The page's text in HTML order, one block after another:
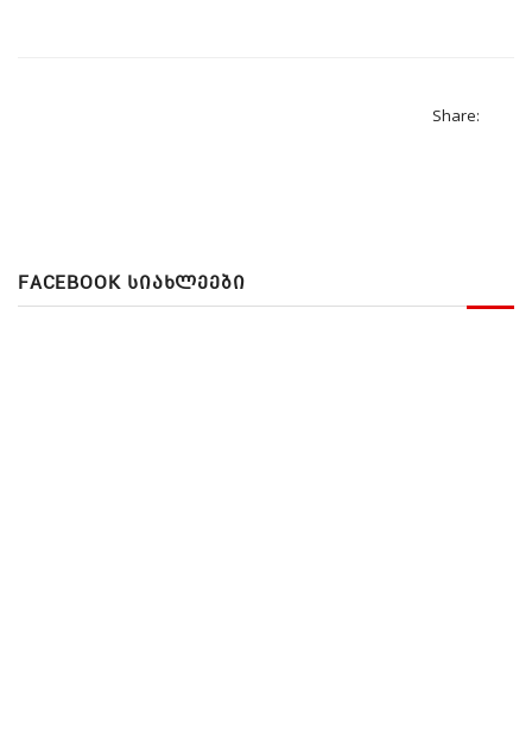
Share:
FACEBOOK ᲡᲘᲐᲮᲚᲔᲔᲑᲘ